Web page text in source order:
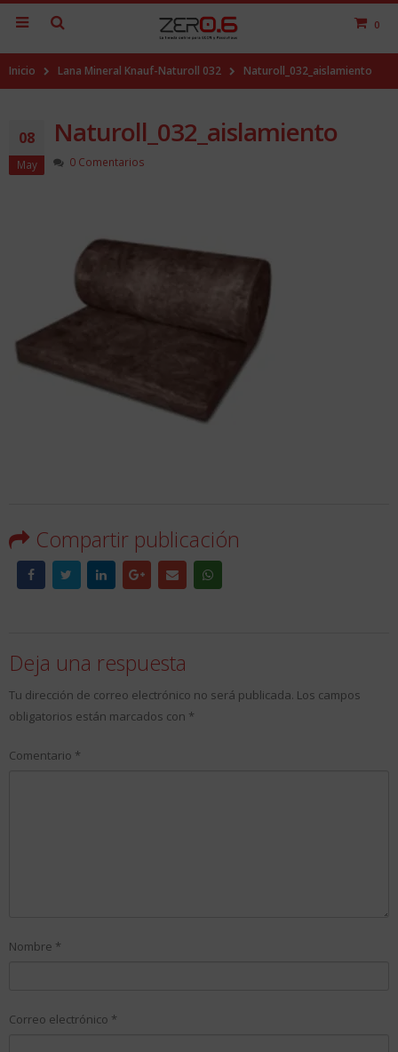
0
Inicio Lana Mineral Knauf-Naturoll 032 Naturoll_032_aislamiento
08
May
Naturoll_032_aislamiento
0 Comentarios
Compartir publicación
Deja una respuesta
Tu dirección de correo electrónico no será publicada. Los campos
obligatorios están marcados con *
Comentario *
Nombre *
Correo electrónico *